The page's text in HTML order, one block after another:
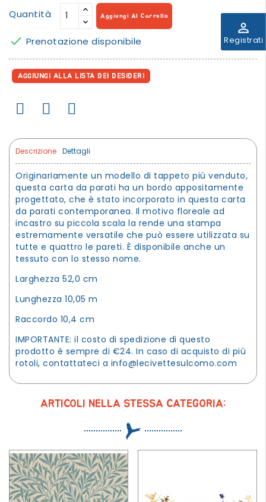
perm_identity
Registrati
Quantità Aggiungi Al Carrello
 Prenotazione disponibile
AGGIUNGI ALLA LISTA DEI DESIDERI
Descrizione Dettagli
Originariamente un modello di tappeto più venduto,
questa carta da parati ha un bordo appositamente
progettato, che è stato incorporato in questa carta
da parati contemporanea. Il motivo floreale ad
incastro su piccola scala la rende una stampa
estremamente versatile che può essere utilizzata su
tutte e quattro le pareti. È disponibile anche un
tessuto con lo stesso nome.
Larghezza 52,0 cm
Lunghezza 10,05 m
Raccordo 10,4 cm
IMPORTANTE: il costo di spedizione di questo
prodotto è sempre di €24. In caso di acquisto di più
rotoli, contattateci a info@lecivettesulcomo.com
ARTICOLI NELLA STESSA CATEGORIA: